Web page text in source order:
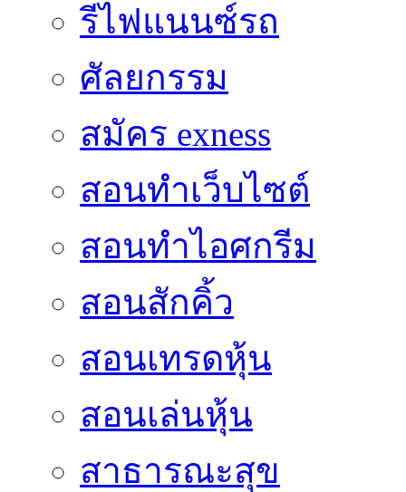
รีไฟแนนซ์รถ
ศัลยกรรม
สมัคร exness
สอนทำเว็บไซต์
สอนทำไอศกรีม
สอนสักคิ้ว
สอนเทรดหุ้น
สอนเล่นหุ้น
สาธารณะสุข